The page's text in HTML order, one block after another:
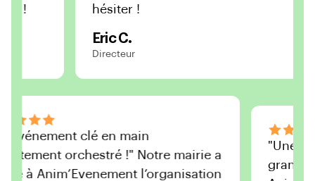
hésiter !
Eric C.
Directeur
"Un événement clé en main
parfaitement orchestré !" Notre mairie a
confié à Anim’Evenement l’organisation